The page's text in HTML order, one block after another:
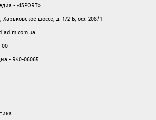
- «ISPORT»
Харьковское шоссе, д. 172-Б, оф. 208/1
00
- R40-06065